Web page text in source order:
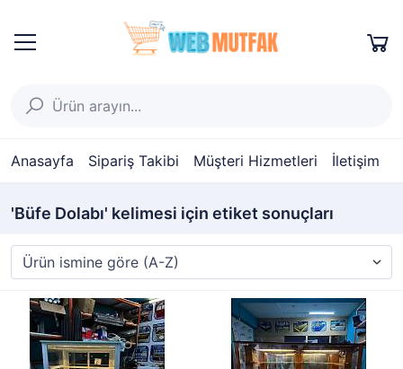
Anasayfa Sipariş Takibi Müşteri Hizmetleri İletişim
'Büfe Dolabı' kelimesi için etiket sonuçları